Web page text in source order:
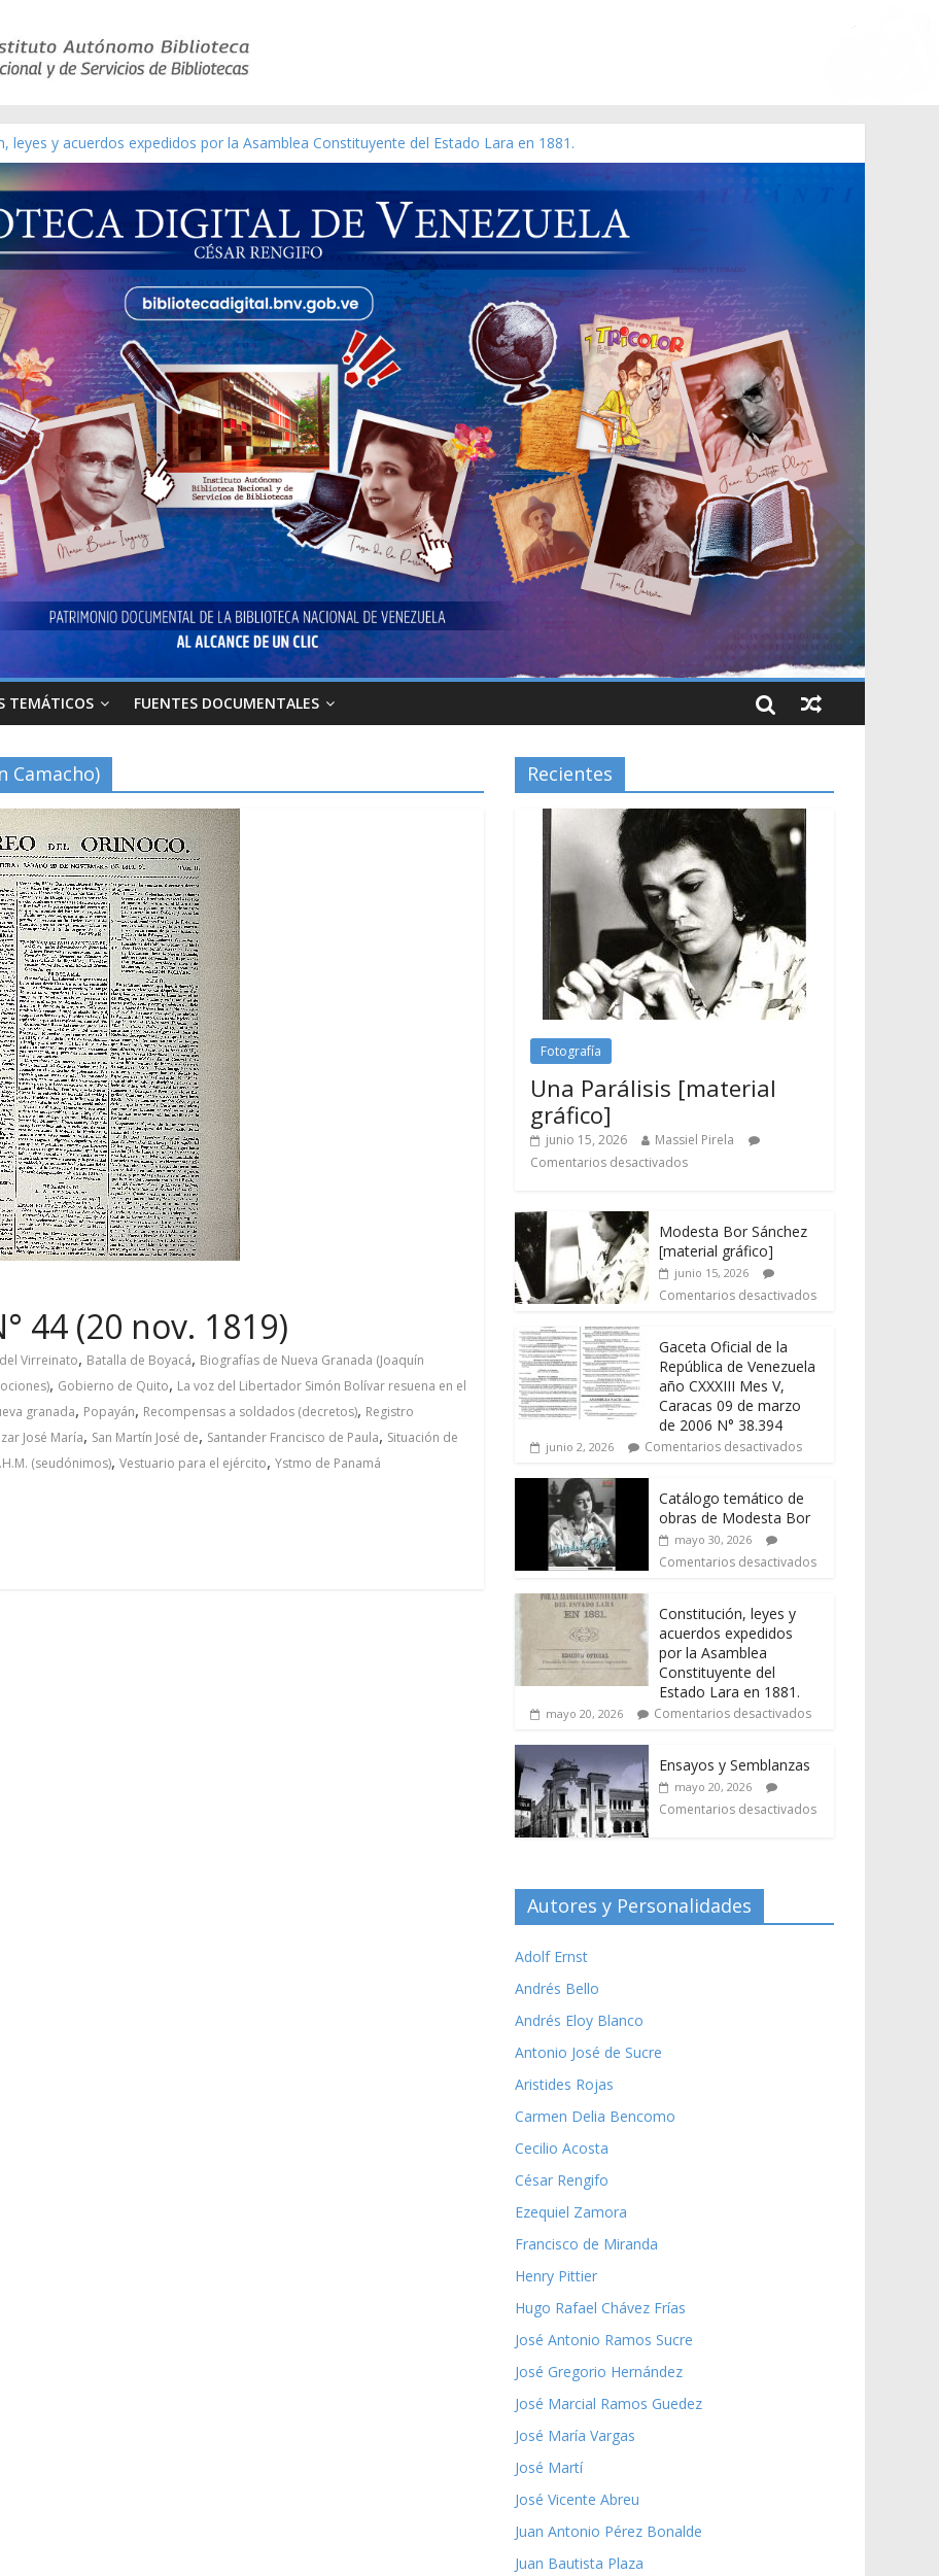
leyes y acuerdos expedidos por la Asamblea Constituyente del Estado Lara en 1881.
[material gráfico]
Sánchez [material gráfico]
de la República de Venezuela año CXXXIII Mes V, Caracas 09 de marzo de 2006 N° 38.394
de obras de Modesta Bor
TEMÁTICOS FUENTES DOCUMENTALES
Camacho)
44 (20 nov. 1819)
Virreinato, Batalla de Boyacá, Biografías de Nueva Granada (Joaquín
, Gobierno de Quito, La voz del Libertador Simón Bolívar resuena en el
granada, Popayán, Recompensas a soldados (decretos), Registro
José María, San Martín José de, Santander Francisco de Paula, Situación de
(seudónimos), Vestuario para el ejército, Ystmo de Panamá
Recientes
Fotografía
Una Parálisis [material
gráfico]
junio 15, 2026
Massiel Pirela
Comentarios desactivados
Modesta Bor Sánchez
[material gráfico]
junio 15, 2026
Comentarios desactivados
Gaceta Oficial de la
República de Venezuela
año CXXXIII Mes V,
Caracas 09 de marzo
de 2006 N° 38.394
junio 2, 2026 Comentarios desactivados
Catálogo temático de
obras de Modesta Bor
mayo 30, 2026
Comentarios desactivados
Constitución, leyes y
acuerdos expedidos
por la Asamblea
Constituyente del
Estado Lara en 1881.
mayo 20, 2026 Comentarios desactivados
Ensayos y Semblanzas
mayo 20, 2026
Comentarios desactivados
Autores y Personalidades
Adolf Ernst
Andrés Bello
Andrés Eloy Blanco
Antonio José de Sucre
Aristides Rojas
Carmen Delia Bencomo
Cecilio Acosta
César Rengifo
Ezequiel Zamora
Francisco de Miranda
Henry Pittier
Hugo Rafael Chávez Frías
José Antonio Ramos Sucre
José Gregorio Hernández
José Marcial Ramos Guedez
José María Vargas
José Martí
José Vicente Abreu
Juan Antonio Pérez Bonalde
Juan Bautista Plaza